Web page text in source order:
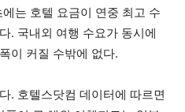
는 호텔 요금이 연중 최고 수
. 국내외 여행 수요가 동시에
이 커질 수밖에 없다.
. 호텔스닷컴 데이터에 따르면